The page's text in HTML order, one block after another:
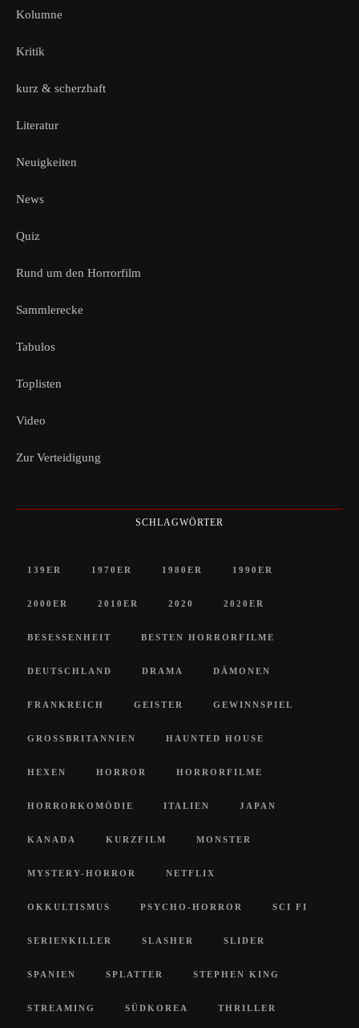
Kolumne
Kritik
kurz & scherzhaft
Literatur
Neuigkeiten
News
Quiz
Rund um den Horrorfilm
Sammlerecke
Tabulos
Toplisten
Video
Zur Verteidigung
SCHLAGWÖRTER
139ER 1970ER 1980ER 1990ER
2000ER 2010ER 2020 2020ER
BESESSENHEIT BESTEN HORRORFILME
DEUTSCHLAND DRAMA DÄMONEN
FRANKREICH GEISTER GEWINNSPIEL
GROSSBRITANNIEN HAUNTED HOUSE
HEXEN HORROR HORRORFILME
HORRORKOMÖDIE ITALIEN JAPAN
KANADA KURZFILM MONSTER
MYSTERY-HORROR NETFLIX
OKKULTISMUS PSYCHO-HORROR SCI FI
SERIENKILLER SLASHER SLIDER
SPANIEN SPLATTER STEPHEN KING
STREAMING SÜDKOREA THRILLER